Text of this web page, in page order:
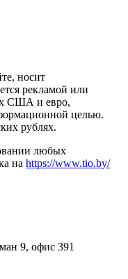
носит
рекламой или
США и евро,
целью.
рублях.
любых
на https://www.tio.by/
9, офис 391